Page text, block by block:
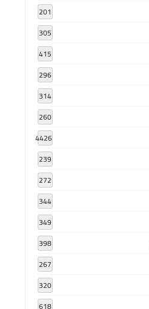
201
305
415
296
314
260
4426
239
272
344
349
398
267
320